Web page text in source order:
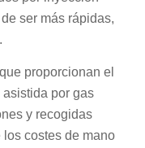
ser más rápidas,
proporcionan el
por gas
y recogidas
costes de mano